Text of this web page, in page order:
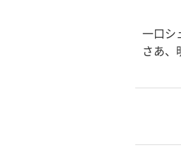
一口シ
さあ、